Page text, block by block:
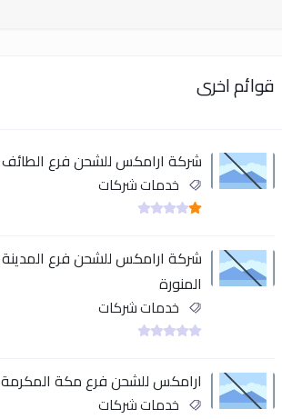
قوائم اخرى
شركة ارامكس للشحن فرع الطائف
خدمات شركات
شركة ارامكس للشحن فرع المدينة
المنورة
خدمات شركات
ارامكس للشحن فرع مكة المكرمة
خدمات شركات